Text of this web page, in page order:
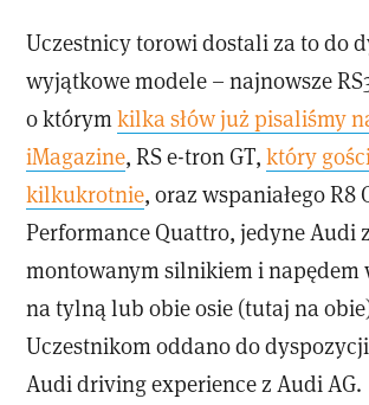
Uczestnicy torowi dostali za to do
wyjątkowe modele – najnowsze
o którymkilka słów już pisaliśmy
iMagazine, RS e-tron GT,który
kilkukrotnie, oraz wspaniałego R8
Performance Quattro, jedyne Audi
montowanym silnikiem i napędem
na tylną lub obie osie (tutaj na
Uczestnikom oddano do
Audi driving experience z Audi AG.